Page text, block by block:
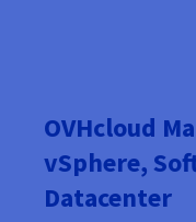
OVHcloud
vSphere,
Datacenter